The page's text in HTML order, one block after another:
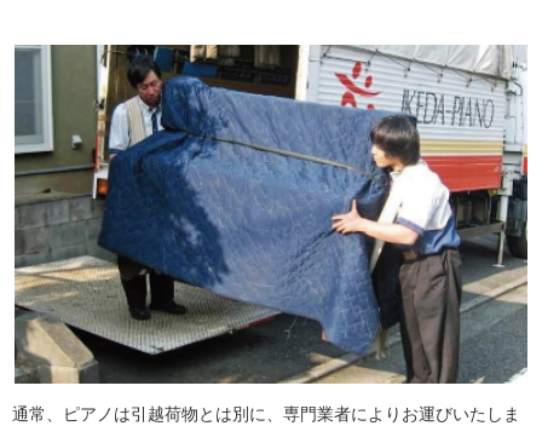
通常、ピアノは引越荷物とは別に、専門業者によりお運びいたしま